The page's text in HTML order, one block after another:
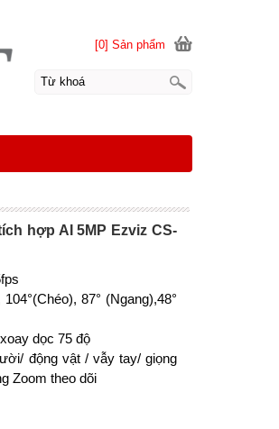
hợp AI 5MP Ezviz CS-
87° (Ngang),48°
dọc 75 độ
động vật / vẫy tay/ giọng
Zoom theo dõi
[0] Sản phẩm